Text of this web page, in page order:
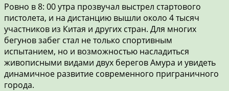
Ровно в 8: 00 утра прозвучал выстрел стартового
пистолета, и на дистанцию вышли около 4 тысяч
участников из Китая и других стран. Для многих
бегунов забег стал не только спортивным
испытанием, но и возможностью насладиться
живописными видами двух берегов Амура и увидеть
динамичное развитие современного приграничного
города.